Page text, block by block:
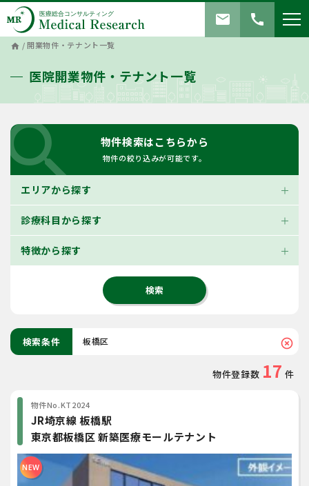
call
mail
home /開業物件・テナント一覧
医院開業物件・テナント一覧
物件検索はこちらから
物件の絞り込みが可能です。
エリアから探す
診療科目から探す
特徴から探す
検索条件 板橋区 highlight_off
物件登録数 17 件
物件No.KT2024
JR埼京線 板橋駅
東京都板橋区 新築医療モールテナント
NEW